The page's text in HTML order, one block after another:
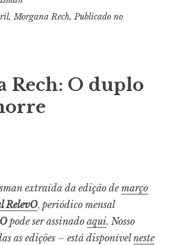
,Morgana Rech, Publicado no
Rech: O duplo
extraída da edição de março
RelevO, periódico mensal
pode ser assinado aqui. Nosso
as edições – está disponívelneste